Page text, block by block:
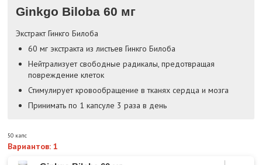
Ginkgo Biloba 60 мг
Экстракт Гинкго Билоба
60 мг экстракта из листьев Гинкго Билоба
Нейтрализует свободные радикалы, предотвращая
повреждение клеток
Стимулирует кровообращение в тканях сердца и мозга
Принимать по 1 капсуле 3 раза в день
50 капс
Вариантов: 1